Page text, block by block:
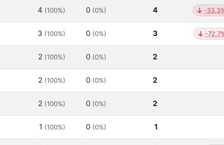
4 (100%) 0 (0%) 4 -
3 (100%) 0 (0%) 3 -
2 (100%) 0 (0%) 2
2 (100%) 0 (0%) 2
2 (100%) 0 (0%) 2
1 (100%) 0 (0%) 1